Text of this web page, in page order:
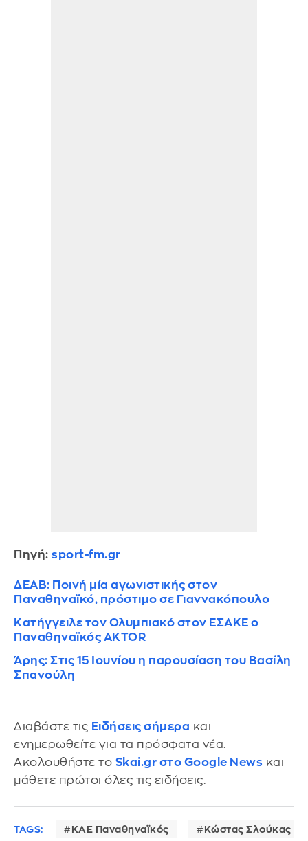
Πηγή: sport-fm.gr
ΔΕΑΒ: Ποινή μία αγωνιστικής στον
Παναθηναϊκό, πρόστιμο σε Γιαννακόπουλο
Κατήγγειλε τον Ολυμπιακό στον ΕΣΑΚΕ ο
Παναθηναϊκός AKTOR
Άρης: Στις 15 Ιουνίου η παρουσίαση του Βασίλη
Σπανούλη
Διαβάστε τις Ειδήσεις σήμερα και
ενημερωθείτε για τα πρόσφατα νέα.
Ακολουθήστε το Skai.gr στο Google News και
μάθετε πρώτοι όλες τις ειδήσεις.
TAGS: ΚΑΕ Παναθηναϊκός Κώστας Σλούκας